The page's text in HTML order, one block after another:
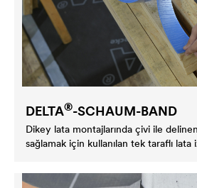
DELTA®-SCHAUM-BAND
Dikey lata montajlarında çivi ile delinen
sağlamak için kullanılan tek taraflı lata